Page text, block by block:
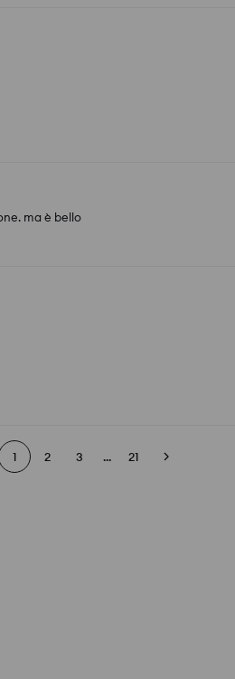
ma è bello
1 2 3 ... 21